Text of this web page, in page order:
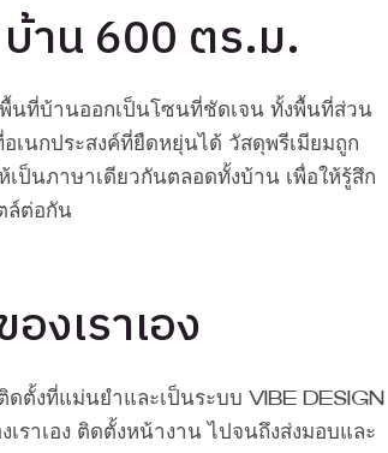
าน 600 ตร.ม.
ที่บ้านออกเป็นโซนที่ชัดเจน ทั้งพื้นที่ส่วน
นกประสงค์ที่ยืดหยุ่นได้ วัสดุพรีเมียมถูก
ป็นภาษาเดียวกันตลอดทั้งบ้าน เพื่อให้รู้สึก
ล์ต่อกัน
งเราเอง
ติดตั้งที่แม่นยำและเป็นระบบ Vibe Design
าเอง ติดตั้งหน้างาน ไปจนถึงส่งมอบและ